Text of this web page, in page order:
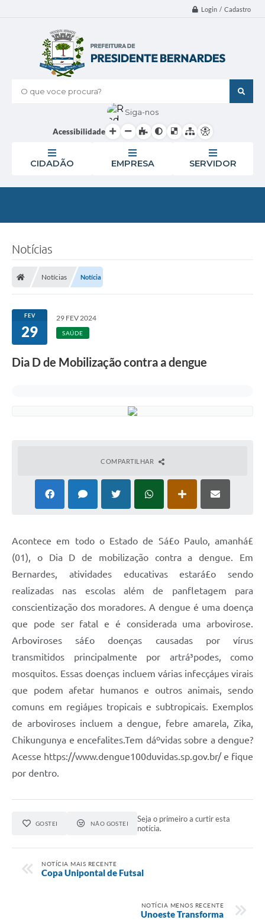
Login / Cadastro
O que voce procura?
Siga-nos
Acessibilidade
CIDADÃO EMPRESA SERVIDOR
Notícias
Notícias Notícia
FEV
29
29 FEV 2024
SAÚDE
Dia D de Mobilização contra a dengue
COMPARTILHAR
Acontece em todo o Estado de Sá£o Paulo, amanhá£
(01), o Dia D de mobilização contra a dengue. Em
Bernardes, atividades educativas estará£o sendo
realizadas nas escolas além de panfletagem para
conscientização dos moradores. A dengue é uma doença
que pode ser fatal e é considerada uma arbovirose.
Arboviroses sá£o doenças causadas por vírus
transmitidos principalmente por artrá³podes, como
mosquitos. Essas doenças incluem várias infecçáµes virais
que podem afetar humanos e outros animais, sendo
comuns em regiáµes tropicais e subtropicais. Exemplos
de arboviroses incluem a dengue, febre amarela, Zika,
Chikungunya e encefalites.Tem dáºvidas sobre a dengue?
Acesse https://www.dengue100duvidas.sp.gov.br/ e fique
por dentro.
GOSTEI NÃO GOSTEI
Seja o primeiro a curtir esta
notícia.
NOTÍCIA MAIS RECENTE
Copa Unipontal de Futsal
NOTÍCIA MENOS RECENTE
Unoeste Transforma